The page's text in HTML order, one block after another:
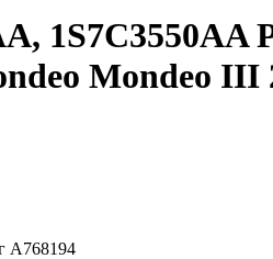
Mondeo III
A768194